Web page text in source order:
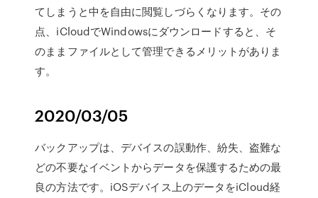
てしまうと中を自由に閲覧しづらくなります。その
点、iCloudでWindowsにダウンロードすると、そ
のままファイルとして管理できるメリットがありま
す。
2020/03/05
バックアップは、デバイスの誤動作、紛失、盗難な
どの不要なイベントからデータを保護するための最
良の方法です。iOSデバイス上のデータをiCloud経